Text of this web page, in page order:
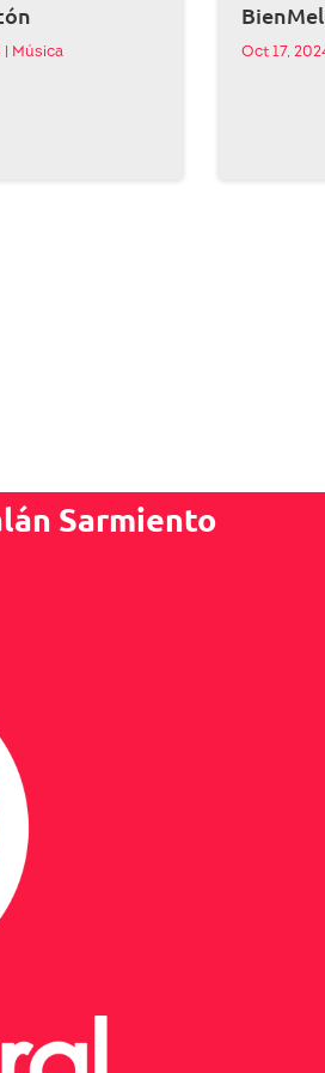
Música Oct 17,
Sarmiento